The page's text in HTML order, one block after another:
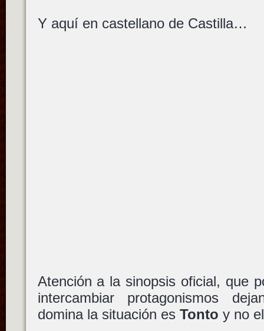
Y aquí en castellano de Castilla…
Atención a la sinopsis oficial, que
intercambiar protagonismos
domina la situación es Tonto y no